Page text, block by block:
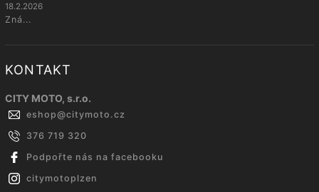
18.2.2026
Zná...
KONTAKT
CITY MOTO, s.r.o.
eshop@citymoto.cz
376 719 320
Podpořte nás na facebooku
citymotoplzen